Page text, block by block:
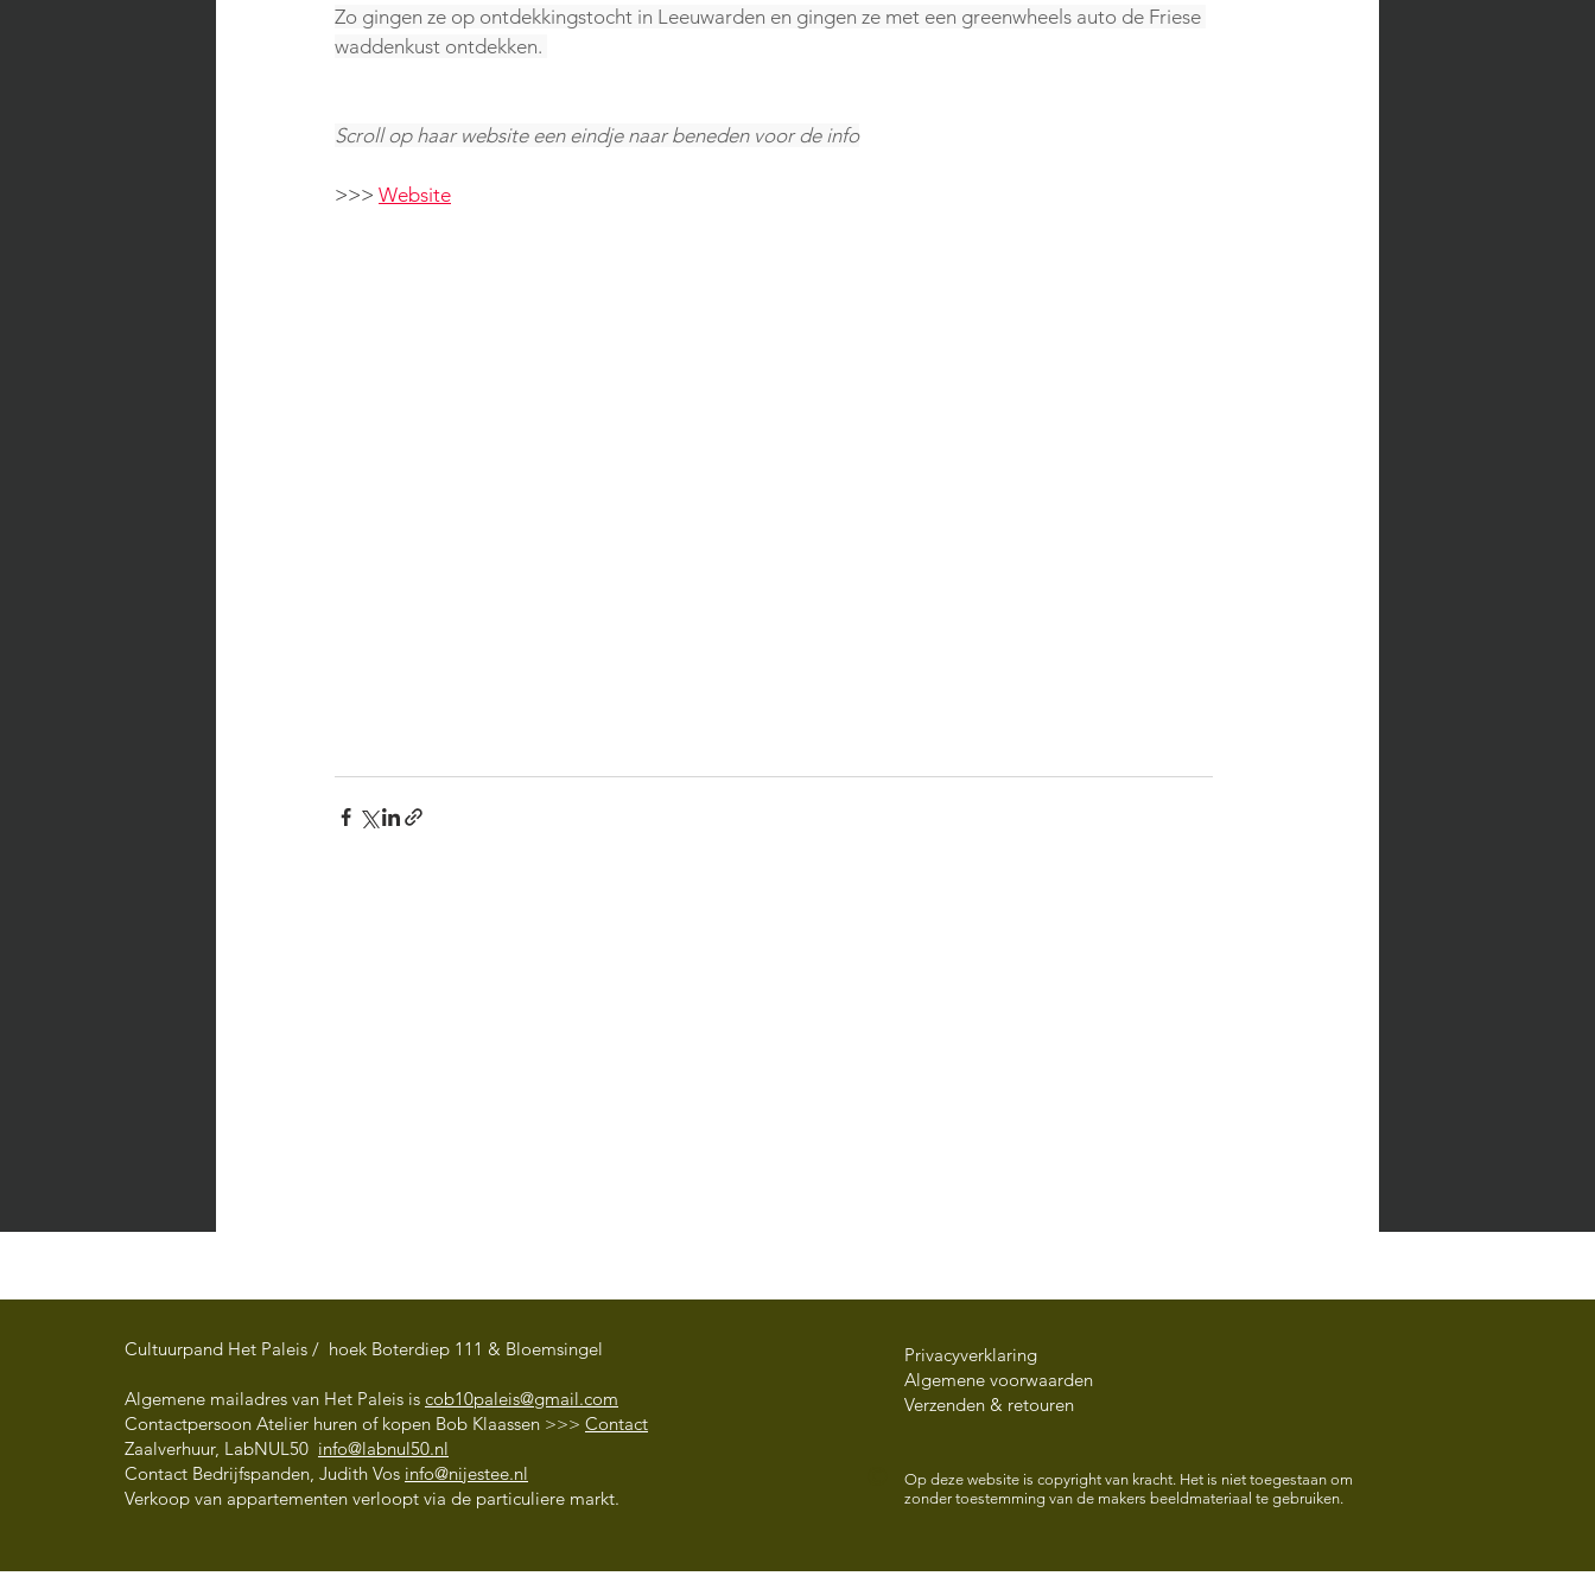
Zo gingen ze op ontdekkingstocht in Leeuwarden en gingen ze met een greenwheels auto de Friese
waddenkust ontdekken.
Scroll op haar website een eindje naar beneden voor de info
>>> Website
Art Market' A Celebration
of Diversity' in The Social
Hub Groningen - 13 juni
Gong and Shaolin Kung Fu
with Berber Geerts
Paul van Dijk Vrijdag 22
Mei 2026 17.00 uur
Cultuurpand Het Paleis / hoek Boterdiep 111 & Bloemsingel
Algemene mailadres van Het Paleis is cob10paleis@gmail.com
Contactpersoon Atelier huren of kopen Bob Klaassen >>> Contact
Zaalverhuur, LabNUL50 info@labnul50.nl
Contact Bedrijfspanden, Judith Vos info@nijestee.nl
Verkoop van appartementen verloopt via de particuliere markt.
Privacyverklaring
Algemene voorwaarden
Verzenden & retouren
Op deze website is copyright van kracht. Het is niet toegestaan om
zonder toestemming van de makers beeldmateriaal te gebruiken.